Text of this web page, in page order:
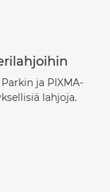
ja PIXMA-
lahjoja.